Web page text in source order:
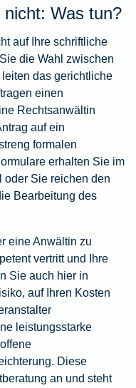
Was tun?
auf Ihre schriftliche
die Wahl zwischen
das gerichtliche
einen
Rechtsanwältin
auf ein
formalen
erhalten Sie im
oder Sie reichen den
Bearbeitung des
eine Anwältin zu
vertritt und Ihre
Sie auch hier in
auf Ihren Kosten
leistungsstarke
Diese
an und steht